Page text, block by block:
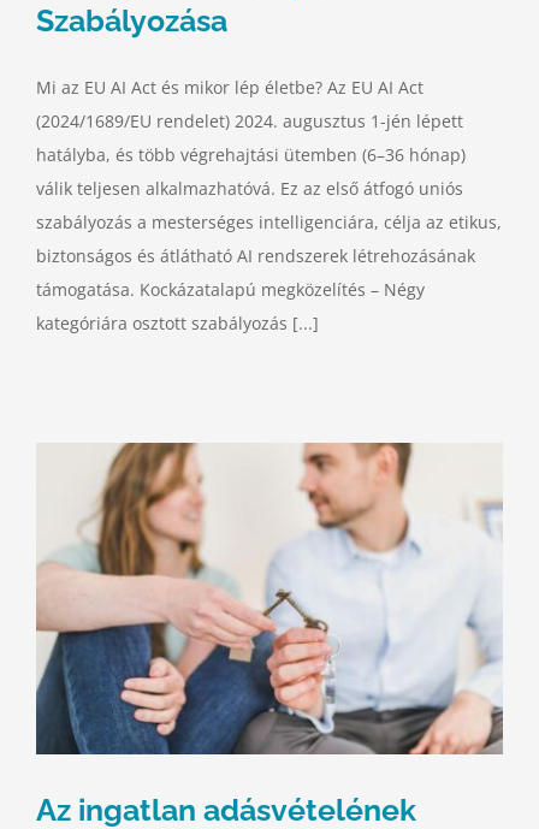
Szabályozása
Mi az EU AI Act és mikor lép életbe? Az EU AI Act
(2024/1689/EU rendelet) 2024. augusztus 1-jén lépett
hatályba, és több végrehajtási ütemben (6–36 hónap)
válik teljesen alkalmazhatóvá. Ez az első átfogó uniós
szabályozás a mesterséges intelligenciára, célja az etikus,
biztonságos és átlátható AI rendszerek létrehozásának
támogatása. Kockázatalapú megközelítés – Négy
kategóriára osztott szabályozás [...]
Az ingatlan adásvételének